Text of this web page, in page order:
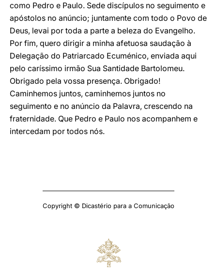
como Pedro e Paulo. Sede discípulos no seguimento e
apóstolos no anúncio; juntamente com todo o Povo de
Deus, levai por toda a parte a beleza do Evangelho.
Por fim, quero dirigir a minha afetuosa saudação à
Delegação do Patriarcado Ecuménico, enviada aqui
pelo caríssimo irmão Sua Santidade Bartolomeu.
Obrigado pela vossa presença. Obrigado!
Caminhemos juntos, caminhemos juntos no
seguimento e no anúncio da Palavra, crescendo na
fraternidade. Que Pedro e Paulo nos acompanhem e
intercedam por todos nós.
Copyright © Dicastério para a Comunicação